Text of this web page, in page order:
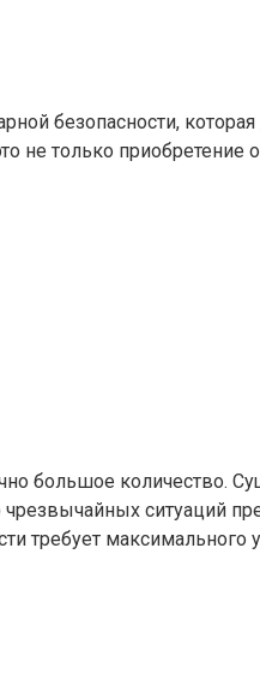
безопасности,
только приобретение
большое количество.
ситуаций
требует максимального